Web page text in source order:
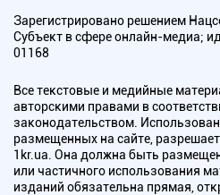
Зарегистрировано решением
Субъект в сфере онлайн-медиа;
01168
Все текстовые и медийные
авторскими правами в
законодательством.
размещенных на сайте,
1kr.ua. Она должна быть
или частичного использования
изданий обязательна прямая,